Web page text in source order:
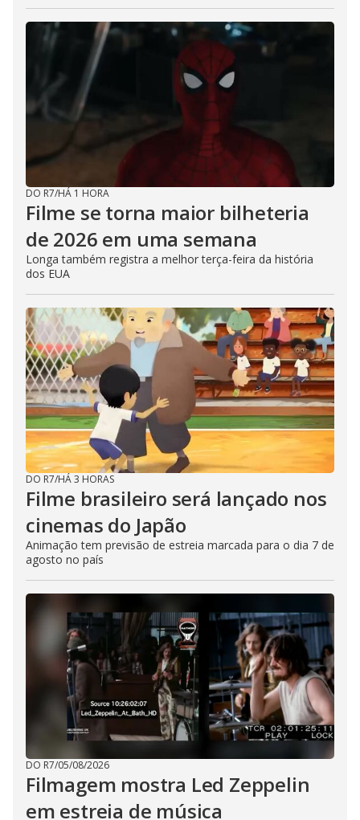
DO R7/HÁ 1 HORA
Filme se torna maior bilheteria
de 2026 em uma semana
Longa também registra a melhor terça-feira da história
dos EUA
DO R7/HÁ 3 HORAS
Filme brasileiro será lançado nos
cinemas do Japão
Animação tem previsão de estreia marcada para o dia 7 de
agosto no país
DO R7/05/08/2026
Filmagem mostra Led Zeppelin
em estreia de música